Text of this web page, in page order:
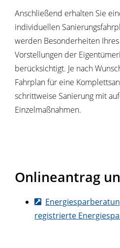
Anschließend erhalten Sie
individuellen
werden Besonderheiten
Vorstellungen der
berücksichtigt. Je nach
Fahrplan für eine
schrittweise Sanierung mit
Einzelmaßnahmen.
Onlineantrag
registrierte